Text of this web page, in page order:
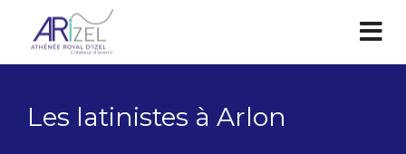
Les latinistes à Arlon